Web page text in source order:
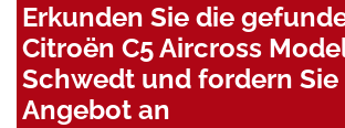
Erkunden Sie die
Citroën C5 Aircross
Schwedt und fordern Sie
Angebot an